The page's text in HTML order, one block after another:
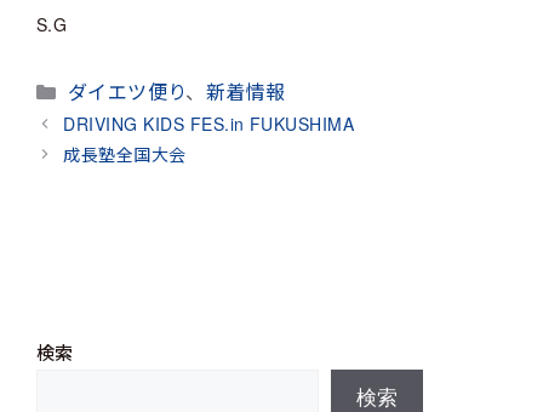
S.G
カ
テ
ゴ
ダイエツ便り、 新着情報
DRIVING KIDS FES.in FUKUSHIMA
成長塾全国大会
検索
検索